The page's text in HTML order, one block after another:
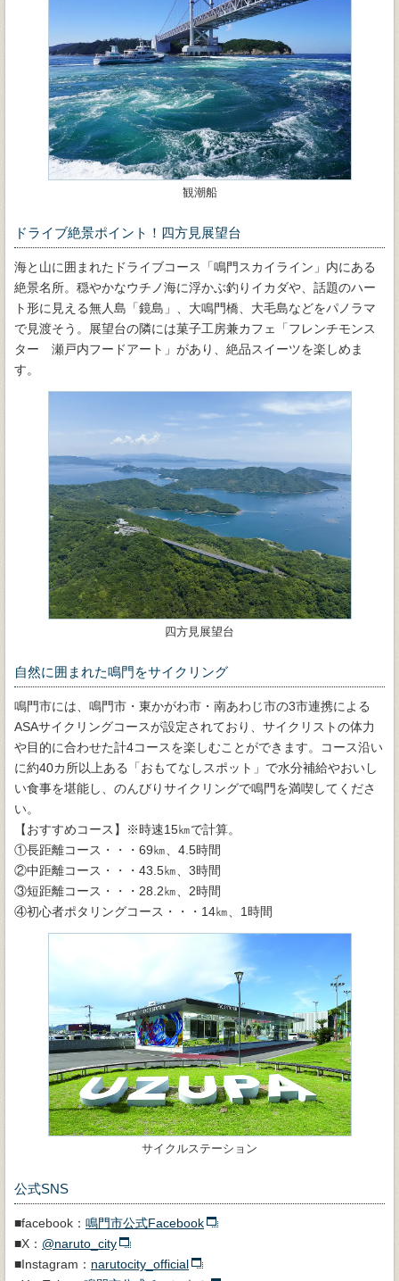
観潮船
ドライブ絶景ポイント！四方見展望台
海と山に囲まれたドライブコース「鳴門スカイライン」内にある
絶景名所。穏やかなウチノ海に浮かぶ釣りイカダや、話題のハー
ト形に見える無人島「鏡島」、大鳴門橋、大毛島などをパノラマ
で見渡そう。展望台の隣には菓子工房兼カフェ「フレンチモンス
ター 瀬戸内フードアート」があり、絶品スイーツを楽しめま
す。
四方見展望台
自然に囲まれた鳴門をサイクリング
鳴門市には、鳴門市・東かがわ市・南あわじ市の3市連携による
ASAサイクリングコースが設定されており、サイクリストの体力
や目的に合わせた計4コースを楽しむことができます。コース沿い
に約40カ所以上ある「おもてなしスポット」で水分補給やおいし
い食事を堪能し、のんびりサイクリングで鳴門を満喫してくださ
い。
【おすすめコース】※時速15㎞で計算。
①長距離コース・・・69㎞、4.5時間
②中距離コース・・・43.5㎞、3時間
③短距離コース・・・28.2㎞、2時間
④初心者ポタリングコース・・・14㎞、1時間
サイクルステーション
公式SNS
■facebook： 鳴門市公式Facebook
■X： @naruto_city
■Instagram： narutocity_official